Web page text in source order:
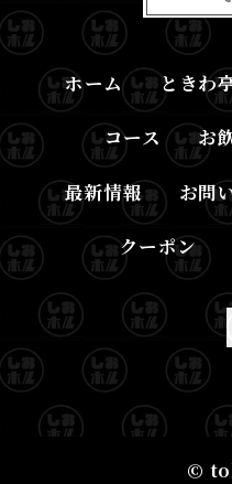
ホーム ときわ
コース お
最新情報 お問
クーポン
©